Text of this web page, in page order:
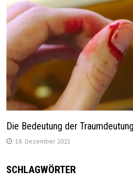
Die Bedeutung der
18. Dezember 2021
SCHLAGWÖRTER